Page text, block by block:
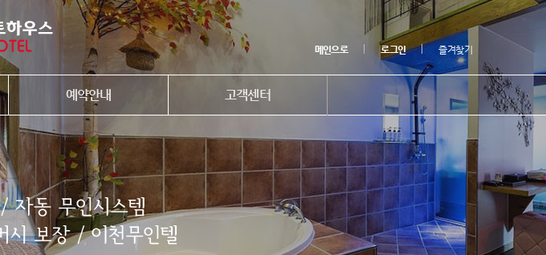
메인으로 로그인 즐겨찾기
예약안내 고객센터